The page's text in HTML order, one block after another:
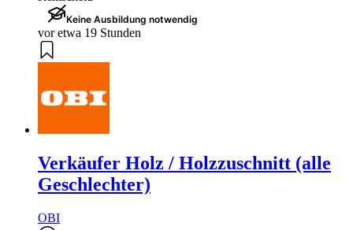
Keine Ausbildung notwendig
vor etwa 19 Stunden
Verkäufer Holz / Holzzuschnitt (alle
Geschlechter)
OBI